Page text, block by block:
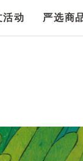
活动 严选商